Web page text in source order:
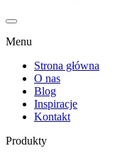
Menu
Strona główna
O nas
Blog
Inspiracje
Kontakt
Produkty